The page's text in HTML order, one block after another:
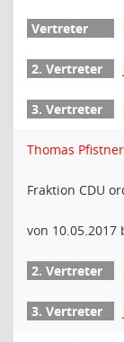
Thomas Pfistner
Fraktion CDU
von 10.05.2017